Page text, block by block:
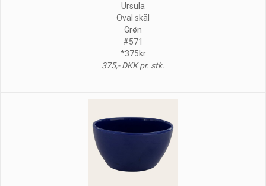
Ursula
Oval skål
Grøn
#571
*375kr
375,- DKK pr. stk.